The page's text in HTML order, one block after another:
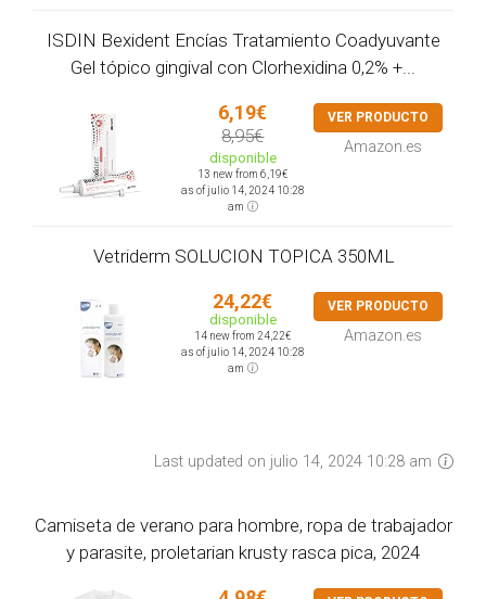
ISDIN Bexident Encías Tratamiento Coadyuvante
Gel tópico gingival con Clorhexidina 0,2% +...
6,19€
8,95€
disponible
13 new from 6,19€
as of julio 14, 2024 10:28
am
VER PRODUCTO
Amazon.es
Vetriderm SOLUCION TOPICA 350ML
24,22€
disponible
14 new from 24,22€
as of julio 14, 2024 10:28
am
VER PRODUCTO
Amazon.es
Last updated on julio 14, 2024 10:28 am
Camiseta de verano para hombre, ropa de trabajador
y parasite, proletarian krusty rasca pica, 2024